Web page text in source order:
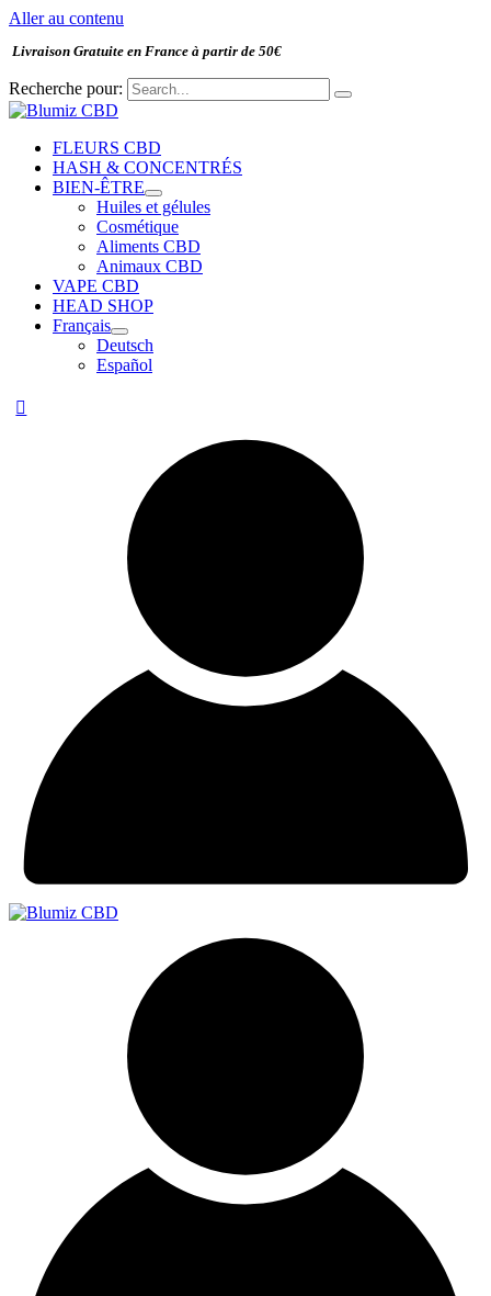
Aller au contenu
Livraison Gratuite en France à partir de 50€
Recherche pour:
FLEURS CBD
HASH & CONCENTRÉS
BIEN-ÊTRE
Huiles et gélules
Cosmétique
Aliments CBD
Animaux CBD
VAPE CBD
HEAD SHOP
Français
Deutsch
Español